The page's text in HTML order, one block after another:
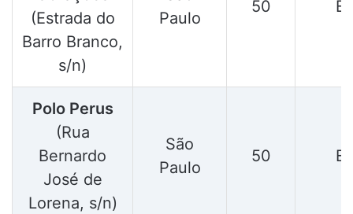
(Estrada do
Barro Branco,
s/n)
Paulo
50
Polo Perus
(Rua
Bernardo
José de
Lorena, s/n)
São
Paulo
50